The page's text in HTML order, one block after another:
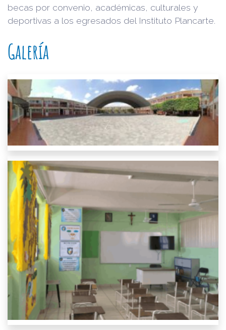
becas por convenio, académicas, culturales y
deportivas a los egresados del Instituto Plancarte.
Galería